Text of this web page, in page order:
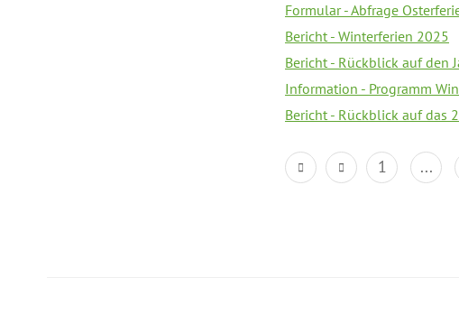
Formular - Abfrage
Bericht - Winterferien 2025
Bericht - Rückblick auf den
Information - Programm
Bericht - Rückblick auf das
1 ...